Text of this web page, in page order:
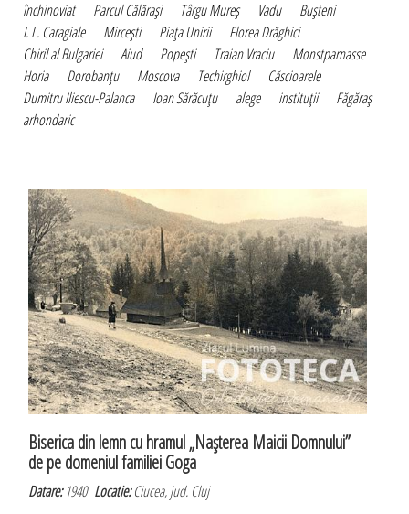
închinoviat
Parcul Călăraşi Târgu Mureş Vadu
Buşteni
I. L. Caragiale
Mirceşti Piaţa Unirii
Florea Drăghici
Chiril al Bulgariei
Aiud Popeşti Traian Vraciu
Monstparnasse
Horia
Dorobanţu Moscova Techirghiol
Căscioarele
Dumitru Iliescu-Palanca
Ioan Sărăcuţu alege instituţii
Făgăraş
arhondaric
Biserica din lemn cu hramul „Naşterea Maicii Domnului”
de pe domeniul familiei Goga
Datare:1940Locatie:Ciucea, jud. Cluj